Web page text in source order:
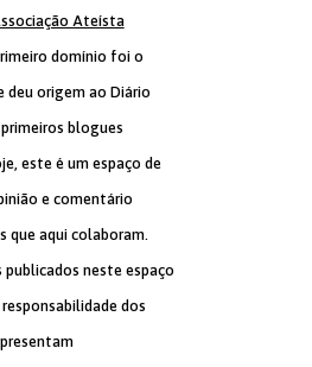
Ateísta
domínio foi o
deu origem ao Diário
blogues
este é um espaço de
e comentário
que aqui colaboram.
neste espaço
dos